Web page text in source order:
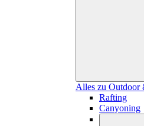
Alles zu Outdoor
Rafting
Canyoning